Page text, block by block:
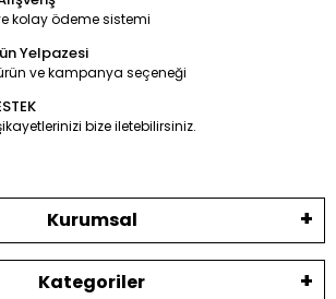
kolay ödeme sistemi
Yelpazesi
ve kampanya seçeneği
bize iletebilirsiniz.
Kurumsal
Kategoriler